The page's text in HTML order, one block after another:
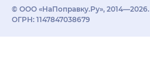
© ООО «НаПоправку.Ру», 2014—2026.
ОГРН: 1147847038679